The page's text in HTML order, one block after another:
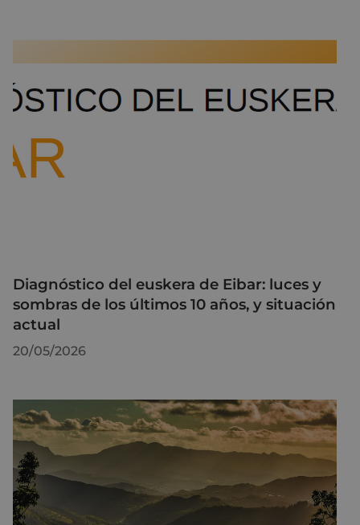
Diagnóstico del euskera de Eibar: luces y
sombras de los últimos 10 años, y situación
actual
20/05/2026